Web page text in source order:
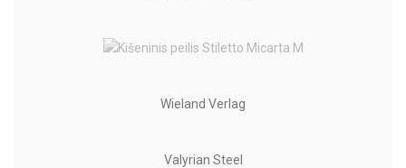
Wieland Verlag
Valyrian Steel